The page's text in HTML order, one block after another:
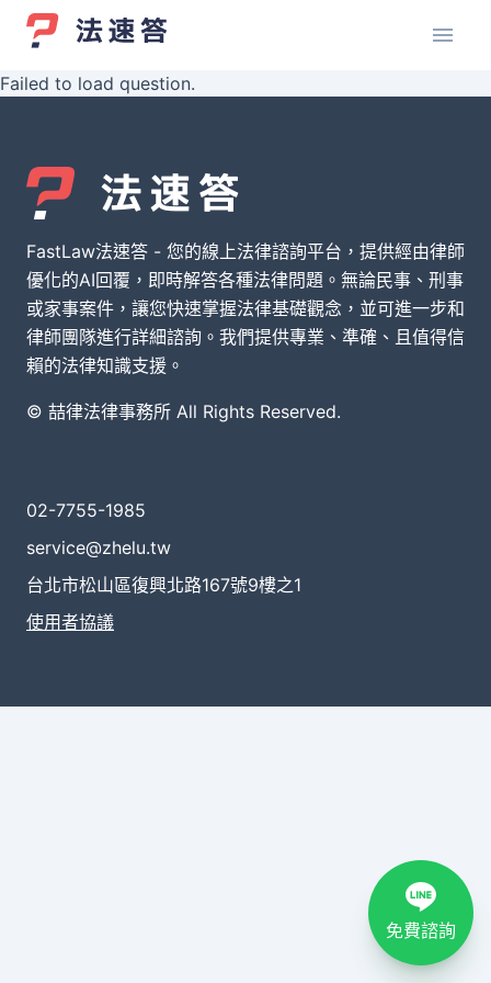
Failed to load question.
FastLaw法速答 - 您的線上法律諮詢平台，提供經由律師
優化的AI回覆，即時解答各種法律問題。無論民事、刑事
或家事案件，讓您快速掌握法律基礎觀念，並可進一步和
律師團隊進行詳細諮詢。我們提供專業、準確、且值得信
賴的法律知識支援。
© 喆律法律事務所 All Rights Reserved.
02-7755-1985
service@zhelu.tw
台北市松山區復興北路167號9樓之1
使用者協議
免費諮詢